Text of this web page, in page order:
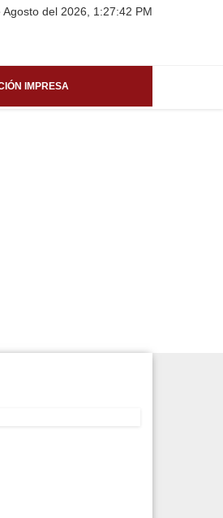
del 2026, 1:27:42 PM
IMPRESA